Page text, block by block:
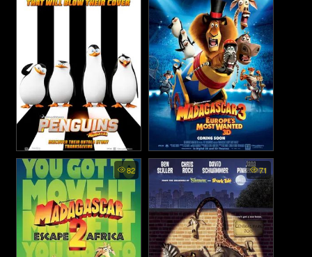
Penguins of Madagascar -
เพนกวินจอมป่วน ก๊วน
มาดากัสการ์ (2014)
Madagascar 3: Europe’s
Most Wanted - มาดากัสการ์ 3
: ข้ามป่าไปซ่าส์ยุโรป (2012)
82 71